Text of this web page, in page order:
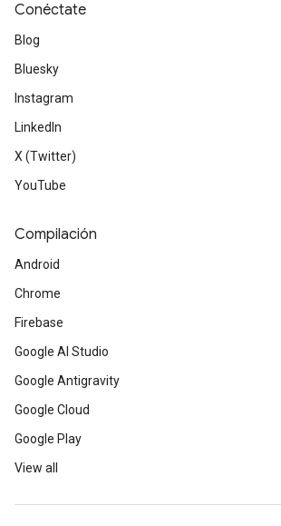
Conéctate
Blog
Bluesky
Instagram
LinkedIn
X (Twitter)
YouTube
Compilación
Android
Chrome
Firebase
Google AI Studio
Google Antigravity
Google Cloud
Google Play
View all